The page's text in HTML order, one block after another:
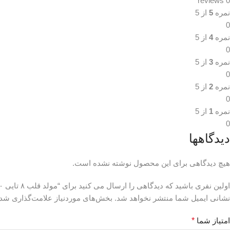
نمره 5 از 5
0
نمره4 از 5
0
نمره 3 از 5
0
نمره 2 از 5
0
نمره 1 از 5
0
دیدگاهها
هیچ دیدگاهی برای این محصول نوشته نشده است.
اولین نفری باشید که دیدگاهی را ارسال می کنید برای “مولد قلب ۸ تایی ۶۰”
نشانی ایمیل شما منتشر نخواهد شد. بخش‌های موردنیاز علامت‌گذاری
امتیاز شما *